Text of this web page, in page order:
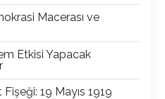
Macerası ve
Etkisi Yapacak
19 Mayıs 1919